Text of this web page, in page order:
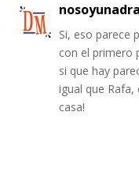
Si, eso parece
con el primero
si que hay
igual que
casa!